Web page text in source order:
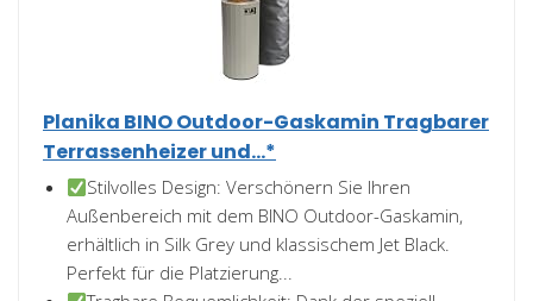
Planika BINO Outdoor-Gaskamin Tragbarer
Terrassenheizer und...*
Stilvolles Design: Verschönern Sie Ihren
Außenbereich mit dem BINO Outdoor-Gaskamin,
erhältlich in Silk Grey und klassischem Jet Black.
Perfekt für die Platzierung...